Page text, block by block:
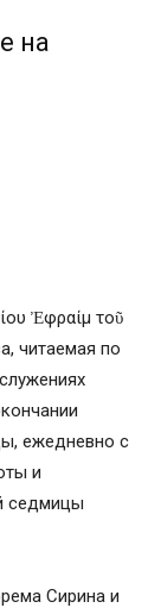
на
Ἐφραίμ τοῦ
читаемая по
ежедневно с
и
седмицы
Сирина и